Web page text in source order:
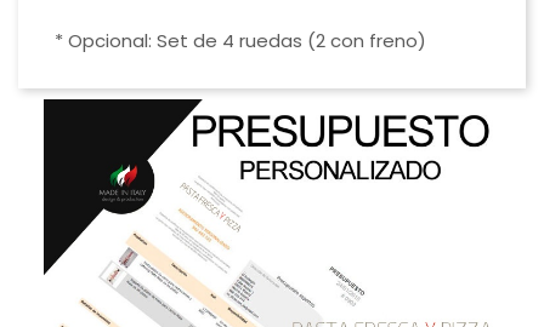
* Opcional: Set de 4 ruedas (2 con freno)